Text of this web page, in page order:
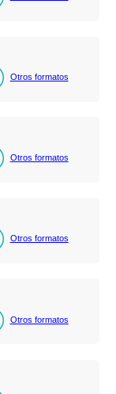
Otros formatos
Otros formatos
Otros formatos
Otros formatos